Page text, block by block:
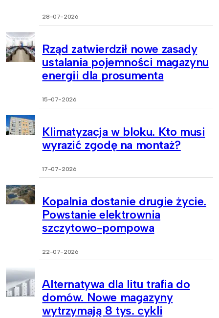
28-07-2026
Rząd zatwierdził nowe zasady
ustalania pojemności magazynu
energii dla prosumenta
15-07-2026
Klimatyzacja w bloku. Kto musi
wyrazić zgodę na montaż?
17-07-2026
Kopalnia dostanie drugie życie.
Powstanie elektrownia
szczytowo-pompowa
22-07-2026
Alternatywa dla litu trafia do
domów. Nowe magazyny
wytrzymają 8 tys. cykli